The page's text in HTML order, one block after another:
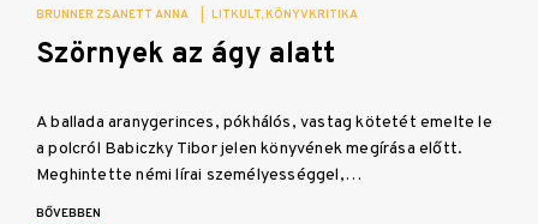
BRUNNER ZSANETT ANNA LITKULT KÖNYVKRITIKA
Szörnyek az ágy alatt
A ballada aranygerinces, pókhálós, vastag kötetét emelte le
a polcról Babiczky Tibor jelen könyvének megírása előtt.
Meghintette némi lírai személyességgel,…
BŐVEBBEN